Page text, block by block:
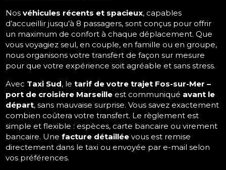
Nosvéhicules récents et spacieux, capables
d’accueillir jusqu’à 8 passagers, sont conçus pour offrir
un maximum de confort à chaque déplacement. Que
vous voyagiez seul, en couple, en famille ou en groupe,
nous organisons votre transfert de façon sur mesure
pour que votre expérience soit agréable et sans stress.
Avec Taxi Sud, letarif de votre trajet Fos-sur-Mer –
port de croisière Marseille est communiqué avant le
départ, sans mauvaise surprise. Vous savez exactement
combien coûtera votre transfert. Le règlement est
simple et flexible : espèces, carte bancaire ou virement
bancaire. Unefacture détaillée vous est remise
directement dans le taxi ou envoyée par e-mail selon
vos préférences.